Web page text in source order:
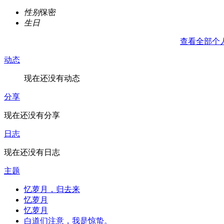
性别保密
生日
查看全部个
动态
现在还没有动态
分享
现在还没有分享
日志
现在还没有日志
主题
忆萝月，归去来
忆萝月
忆萝月
白道们注意，我是惊蛰。